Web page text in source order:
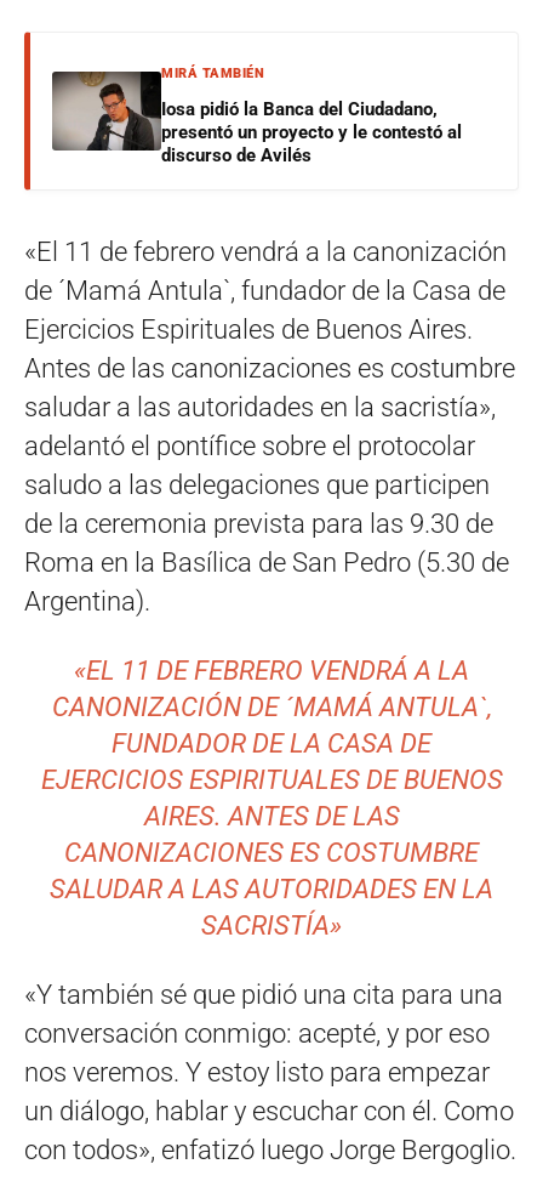
MIRÁ TAMBIÉN
Iosa pidió la Banca del Ciudadano,
presentó un proyecto y le contestó al
discurso de Avilés
«El 11 de febrero vendrá a la canonización
de ´Mamá Antula`, fundador de la Casa de
Ejercicios Espirituales de Buenos Aires.
Antes de las canonizaciones es costumbre
saludar a las autoridades en la sacristía»,
adelantó el pontífice sobre el protocolar
saludo a las delegaciones que participen
de la ceremonia prevista para las 9.30 de
Roma en la Basílica de San Pedro (5.30 de
Argentina).
«EL 11 DE FEBRERO VENDRÁ A LA
CANONIZACIÓN DE ´MAMÁ ANTULA`,
FUNDADOR DE LA CASA DE
EJERCICIOS ESPIRITUALES DE BUENOS
AIRES. ANTES DE LAS
CANONIZACIONES ES COSTUMBRE
SALUDAR A LAS AUTORIDADES EN LA
SACRISTÍA»
«Y también sé que pidió una cita para una
conversación conmigo: acepté, y por eso
nos veremos. Y estoy listo para empezar
un diálogo, hablar y escuchar con él. Como
con todos», enfatizó luego Jorge Bergoglio.